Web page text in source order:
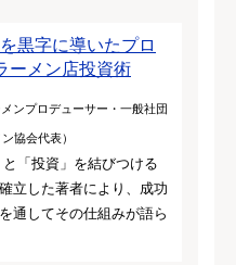
黒字に導いたプロ
ーメン店投資術
ンプロデューサー・一般社団
協会代表）
と「投資」を結びつける
立した著者により、成功
通してその仕組みが語ら